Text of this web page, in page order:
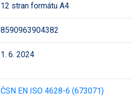
12 stran formátu A4
8590963904382
1. 6. 2024
ČSN EN ISO 4628-6 (673071)